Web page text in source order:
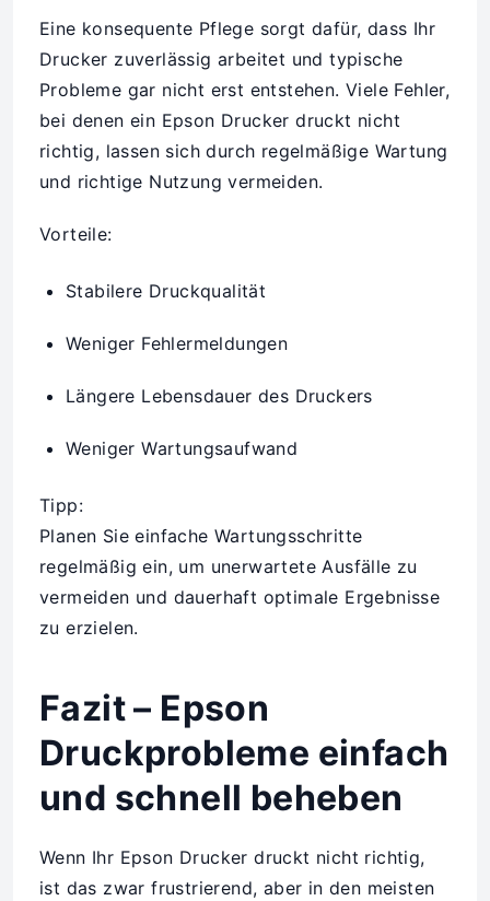
Eine konsequente Pflege sorgt dafür, dass Ihr
Drucker zuverlässig arbeitet und typische
Probleme gar nicht erst entstehen. Viele Fehler,
bei denen ein Epson Drucker druckt nicht
richtig, lassen sich durch regelmäßige Wartung
und richtige Nutzung vermeiden.
Vorteile:
Stabilere Druckqualität
Weniger Fehlermeldungen
Längere Lebensdauer des Druckers
Weniger Wartungsaufwand
Tipp:
Planen Sie einfache Wartungsschritte
regelmäßig ein, um unerwartete Ausfälle zu
vermeiden und dauerhaft optimale Ergebnisse
zu erzielen.
Fazit – Epson
Druckprobleme einfach
und schnell beheben
Wenn Ihr Epson Drucker druckt nicht richtig,
ist das zwar frustrierend, aber in den meisten